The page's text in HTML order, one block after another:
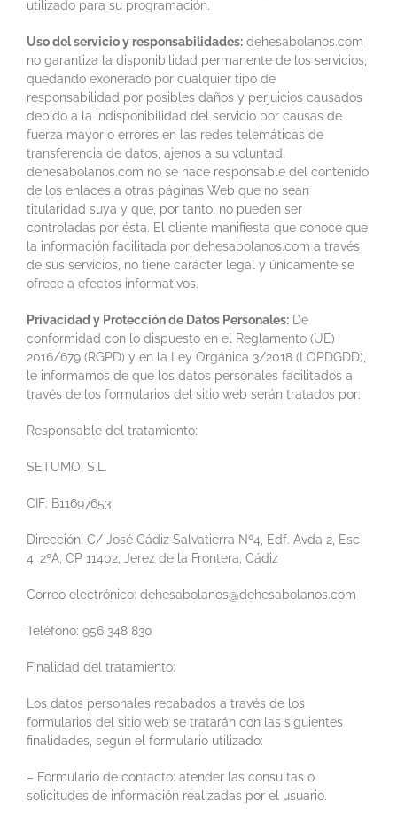
utilizado para su programación.
Uso del servicio y responsabilidades: dehesabolanos.com
no garantiza la disponibilidad permanente de los servicios,
quedando exonerado por cualquier tipo de
responsabilidad por posibles daños y perjuicios causados
debido a la indisponibilidad del servicio por causas de
fuerza mayor o errores en las redes telemáticas de
transferencia de datos, ajenos a su voluntad.
dehesabolanos.com no se hace responsable del contenido
de los enlaces a otras páginas Web que no sean
titularidad suya y que, por tanto, no pueden ser
controladas por ésta. El cliente manifiesta que conoce que
la información facilitada por dehesabolanos.com a través
de sus servicios, no tiene carácter legal y únicamente se
ofrece a efectos informativos.
Privacidad y Protección de Datos Personales: De
conformidad con lo dispuesto en el Reglamento (UE)
2016/679 (RGPD) y en la Ley Orgánica 3/2018 (LOPDGDD),
le informamos de que los datos personales facilitados a
través de los formularios del sitio web serán tratados por:
Responsable del tratamiento:
SETUMO, S.L.
CIF: B11697653
Dirección: C/ José Cádiz Salvatierra Nº4, Edf. Avda 2, Esc
4, 2ºA, CP 11402, Jerez de la Frontera, Cádiz
Correo electrónico: dehesabolanos@dehesabolanos.com
Teléfono: 956 348 830
Finalidad del tratamiento:
Los datos personales recabados a través de los
formularios del sitio web se tratarán con las siguientes
finalidades, según el formulario utilizado:
– Formulario de contacto: atender las consultas o
solicitudes de información realizadas por el usuario.